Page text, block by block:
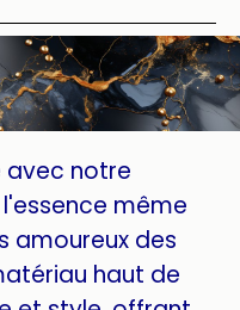
avec notre
même
amoureux des
haut de